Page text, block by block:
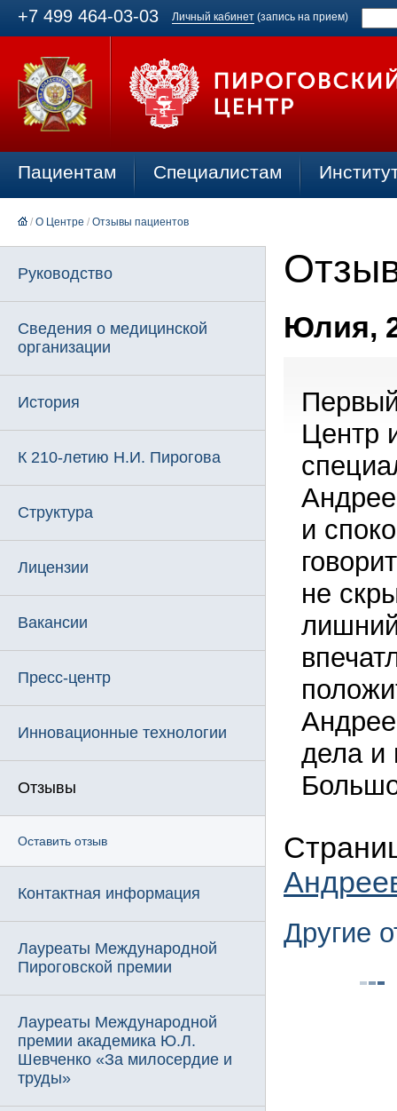
+7 499 464-03-03 Личный кабинет (запись на прием)
Пациентам Специалистам
/ О Центре / Отзывы пациентов
Руководство
Сведения о медицинской
организации
История
К 210-летию Н.И. Пирогова
Структура
Лицензии
Вакансии
Пресс-центр
Инновационные технологии
Отзывы
Оставить отзыв
Контактная информация
Лауреаты Международной
Пироговской премии
Лауреаты Международной
премии академика Ю.Л.
Шевченко «За милосердие и
труды»
Юлия,
Центр
и
не
дела и
Другие